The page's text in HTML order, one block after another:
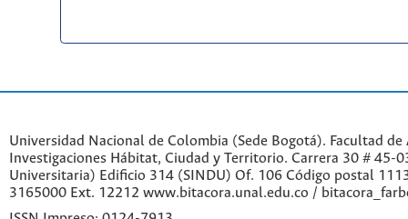
Universidad Nacional de Colombia (Sede Bogotá). Facultad
Investigaciones Hábitat, Ciudad y Territorio. Carrera 30 # 45-
Universitaria) Edificio 314 (SINDU) Of. 106 Código postal
3165000 Ext. 12212 www.bitacora.unal.edu.co /